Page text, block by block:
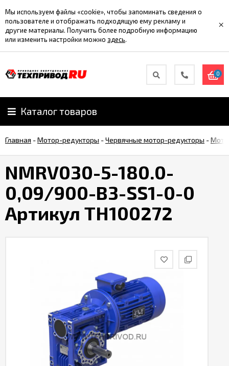
Мы используем файлы «cookie», чтобы запоминать сведения о
пользователе и отображать подходящую ему рекламу и
другие материалы. Получить более подробную информацию
или изменить настройки можно здесь.
×
0
Каталог товаров
Главная -Мотор-редукторы -Червячные мотор-редукторы -
NMRV030-5-180.0-
0,09/900-B3-SS1-0-0
Артикул TH100272